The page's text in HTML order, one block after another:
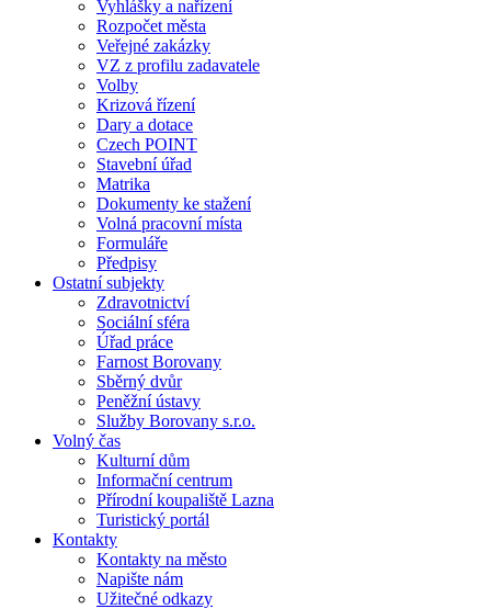
Vyhlášky a nařízení
Rozpočet města
Veřejné zakázky
VZ z profilu zadavatele
Volby
Krizová řízení
Dary a dotace
Czech POINT
Stavební úřad
Matrika
Dokumenty ke stažení
Volná pracovní místa
Formuláře
Předpisy
Ostatní subjekty
Zdravotnictví
Sociální sféra
Úřad práce
Farnost Borovany
Sběrný dvůr
Peněžní ústavy
Služby Borovany s.r.o.
Volný čas
Kulturní dům
Informační centrum
Přírodní koupaliště Lazna
Turistický portál
Kontakty
Kontakty na město
Napište nám
Užitečné odkazy